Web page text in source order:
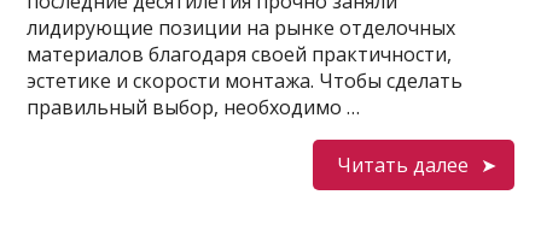
лидирующие позиции на рынке отделочных
материалов благодаря своей практичности,
эстетике и скорости монтажа. Чтобы сделать
правильный выбор, необходимо …
Читать далее